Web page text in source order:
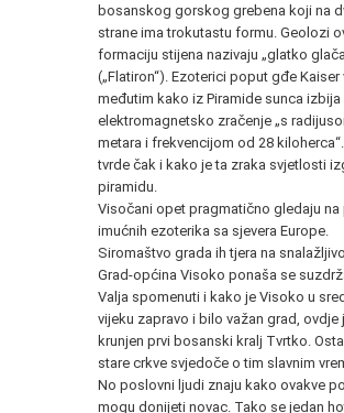
bosanskog gorskog grebena koji na
strane ima trokutastu formu. Geolozi
formaciju stijena nazivaju „glatko
(„Flatiron“). Ezoterici poput gđe Kaiser
međutim kako iz Piramide sunca izbija
elektromagnetsko zračenje „s
metara i frekvencijom od 28
tvrde čak i kako je ta zraka svjetlosti
piramidu.
Visočani opet pragmatično gledaju na
imućnih ezoterika sa sjevera Europe.
Siromaštvo grada ih tjera na
Grad-općina Visoko ponaša se
Valja spomenuti i kako je Visoko u
vijeku zapravo i bilo važan grad, ovdje
krunjen prvi bosanski kralj Tvrtko.
stare crkve svjedoče o tim slavnim
No poslovni ljudi znaju kako ovakve
mogu donijeti novac. Tako se jedan